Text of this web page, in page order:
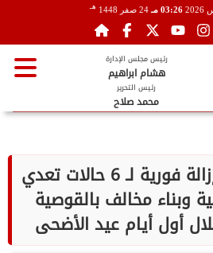
03:26 مـ 24 صفر 1448 هـ
رئيس مجلس الإدارة
هشام ابراهيم
رئيس التحرير
محمد صلاح
محافظ أسيوط : إزالة فورية لـ 6 حالات تعدي
وبناء مخالف بالقوصية
أول أيام عيد الأضحى